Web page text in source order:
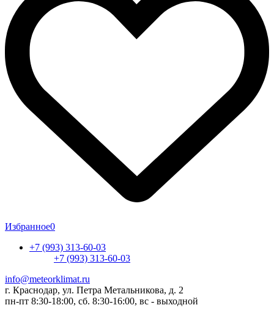
Избранное0
+7 (993) 313-60-03
+7 (993) 313-60-03
info@meteorklimat.ru
г. Краснодар, ул. Петра Метальникова, д. 2
пн-пт 8:30-18:00, сб. 8:30-16:00, вс - выходной